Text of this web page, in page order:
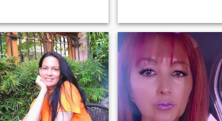
If you're into deep talks over
coffee (or mate 😉) more than
flashy plans, we’ll probably
get along
transmitir seguridad,
autenticidad y confianza en
todo lo que hago.